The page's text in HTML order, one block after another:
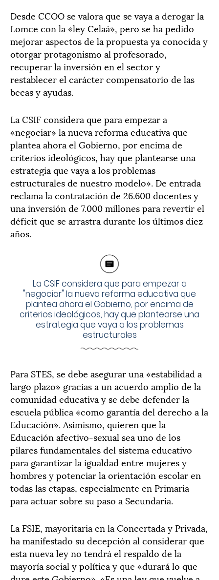
Desde CCOO se valora que se vaya a derogar la
Lomce con la «ley Celaá», pero se ha pedido
mejorar aspectos de la propuesta ya conocida y
otorgar protagonismo al profesorado,
recuperar la inversión en el sector y
restablecer el carácter compensatorio de las
becas y ayudas.
La CSIF considera que para empezar a
«negociar» la nueva reforma educativa que
plantea ahora el Gobierno, por encima de
criterios ideológicos, hay que plantearse una
estrategia que vaya a los problemas
estructurales de nuestro modelo». De entrada
reclama la contratación de 26.600 docentes y
una inversión de 7.000 millones para revertir el
déficit que se arrastra durante los últimos diez
años.
La CSIF considera que para empezar a
"negociar" la nueva reforma educativa que
plantea ahora el Gobierno, por encima de
criterios ideológicos, hay que plantearse una
estrategia que vaya a los problemas
estructurales
Para STES, se debe asegurar una «estabilidad a
largo plazo» gracias a un acuerdo amplio de la
comunidad educativa y se debe defender la
escuela pública «como garantía del derecho a la
Educación». Asimismo, quieren que la
Educación afectivo-sexual sea uno de los
pilares fundamentales del sistema educativo
para garantizar la igualdad entre mujeres y
hombres y potenciar la orientación escolar en
todas las etapas, especialmente en Primaria
para actuar sobre su paso a Secundaria.
La FSIE, mayoritaria en la Concertada y Privada,
ha manifestado su decepción al considerar que
esta nueva ley no tendrá el respaldo de la
mayoría social y política y que «durará lo que